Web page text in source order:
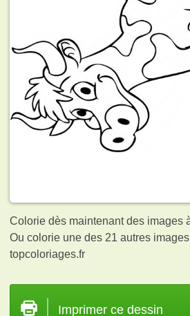
Colorie dès maintenant des images
Ou colorie une des 21 autres
topcoloriages.fr
Imprimer ce dessin